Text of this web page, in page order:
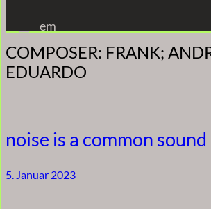
Inhalt
springen
em
COMPOSER: FRANK;
EDUARDO
noise is a common sound
5. Januar 2023